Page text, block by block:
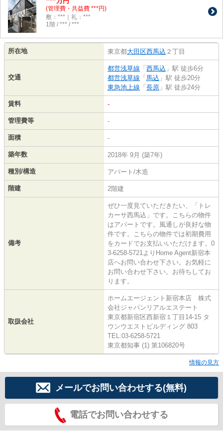
(管理費・共益費 ***円)
敷：***｜礼：***
1階 / *** / ***
所在地 東京都大田区西馬込 ２丁目
交通
都営浅草線 「 西馬込 」駅 徒歩6分
都営浅草線 「 馬込 」駅 徒歩20分
東急池上線 「 長原 」駅 徒歩24分
賃料 -
管理費等 -
面積 -
築年数 2018年 9月 (築7年)
種別/構造 アパート/木造
階建 2階建
備考
ぜひ一度見ていただきたい、「トレ
カーサ西馬込」です。こちらの物件
はアパートです。風通しが良好な物
件です。こちらの物件では初期費用
をカードでお支払いいただけます。0
3-6258-5721よりHome Agent新宿本
店へお問い合わせ下さい。お気軽に
お問い合わせ下さい。お待ちしてお
ります。
取扱会社
ホームエージェント新宿本店 株式
会社ジャパンリアルエステート
東京都新宿区西新宿１丁目14-15 タ
ウンウエストビルディング 803
TEL:03-6258-5721
東京都知事 (1) 第106820号
情報の見方
メールでお問い合わせする(無料)
電話でお問い合わせする